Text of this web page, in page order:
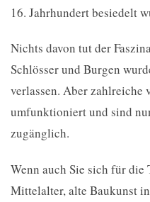
16. Jahrhundert besiedelt
Nichts davon tut der
Schlösser und Burgen
verlassen. Aber zahlreiche
umfunktioniert und sind
zugänglich.
Wenn auch Sie sich für die
Mittelalter, alte Baukunst